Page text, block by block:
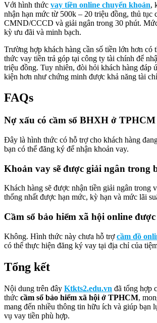
Với hình thức vay tiền online chuyển khoản,
nhận hạn mức từ 500k – 20 triệu đồng, thủ tục
CMND/CCCD và giải ngân trong 30 phút.
kỳ ưu đãi và minh bạch.
Trường hợp khách hàng cần số tiền lớn hơn có
thức vay tiền trả góp tại công ty tài chính để
triệu đồng. Tuy nhiên, đòi hỏi khách hàng đáp
kiện hơn như chứng minh được khả năng tài
FAQs
Nợ xấu có cầm sổ BHXH ở
Đây là hình thức có hỗ trợ cho khách hàng
bạn có thể đăng ký để nhận khoản vay.
Khoản vay sẽ được giải ngân trong
Khách hàng sẽ được nhận tiền giải ngân trong
thống nhất được hạn mức, kỳ hạn và mức lãi
Cầm sổ bảo hiểm xã hội online
Không. Hình thức này chưa hỗ trợcầm đồ
có thể thực hiện đăng ký vay tại địa chỉ của
Tổng kết
Nội dung trên đây Ktkts2.edu.vn đã tổng hợp
thức cầm sổ bảo hiểm xã hội ở TPHCM,
mang đến nhiều thông tin hữu ích và giúp bạn
vụ vay tiền phù hợp.